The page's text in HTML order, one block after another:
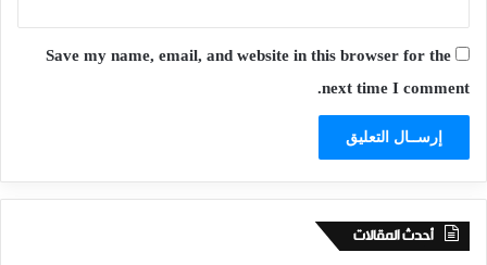
Save my name, email, and website in this browser for the
next time I comment.
أحدث المقالات